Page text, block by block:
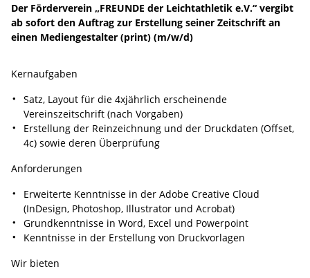
Der Förderverein „FREUNDE der Leichtathletik e.V.“ vergibt
ab sofort den Auftrag zur Erstellung seiner Zeitschrift an
einen Mediengestalter (print) (m/w/d)
Kernaufgaben
Satz, Layout für die 4xjährlich erscheinende
Vereinszeitschrift (nach Vorgaben)
Erstellung der Reinzeichnung und der Druckdaten (Offset,
4c) sowie deren Überprüfung
Anforderungen
Erweiterte Kenntnisse in der Adobe Creative Cloud
(InDesign, Photoshop, Illustrator und Acrobat)
Grundkenntnisse in Word, Excel und Powerpoint
Kenntnisse in der Erstellung von Druckvorlagen
Wir bieten